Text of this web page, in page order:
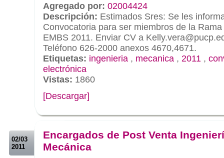
Agregado por: 02004424
Descripción: Estimados Sres: Se les
Convocatoria para ser miembros de la
EMBS 2011. Enviar CV a
Teléfono 626-2000 anexos 4670,4671.
Etiquetas: ingenieria , mecanica , 2011 ,
electrónica
Vistas: 1860
[Descargar]
02/03
2011
Encargados de Post Venta
Mecánica